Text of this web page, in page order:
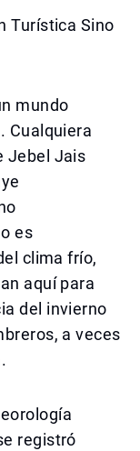
Turística Sino
mundo
Cualquiera
Jebel Jais
es
clima frío,
aquí para
del invierno
a veces
registró